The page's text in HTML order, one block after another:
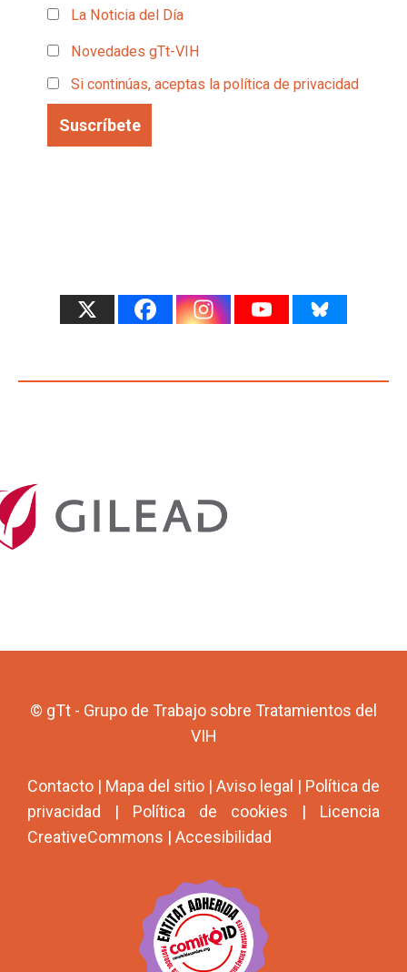
La Noticia del Día
Novedades gTt-VIH
Si continúas, aceptas la política de privacidad
© gTt - Grupo de Trabajo sobre Tratamientos del
VIH
Contacto | Mapa del sitio | Aviso legal | Política de
privacidad | Política de cookies | Licencia
CreativeCommons | Accesibilidad